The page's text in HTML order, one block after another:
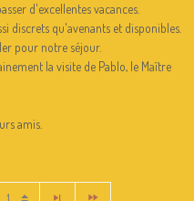
d'excellentes vacances.
discrets qu'avenants et disponibles.
pour notre séjour.
la visite de Pablo, le Maître
amis.